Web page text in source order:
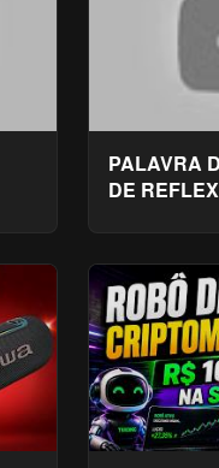
PALAVRA
DE